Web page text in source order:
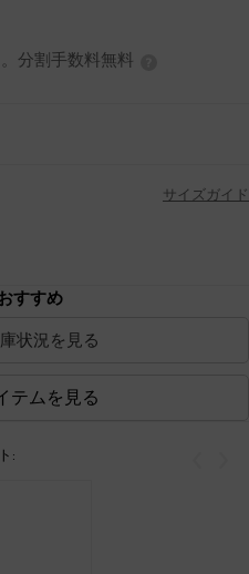
分割手数料無料
サイズガイド
すすめ
状況を見る
テムを見る
: